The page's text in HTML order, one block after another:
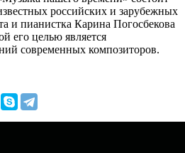
российских и зарубежных
и пианистка Карина Погосбекова
его целью является
современных композиторов.